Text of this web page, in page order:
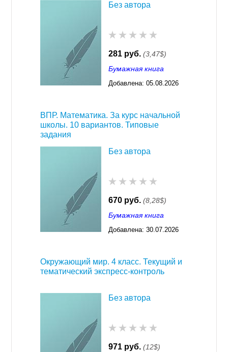
Без автора
281 руб. (3,47$)
Бумажная книга
Добавлена: 05.08.2026
ВПР. Математика. За курс начальной
школы. 10 вариантов. Типовые
задания
Без автора
670 руб. (8,28$)
Бумажная книга
Добавлена: 30.07.2026
Окружающий мир. 4 класс. Текущий и
тематический экспресс-контроль
Без автора
971 руб. (12$)